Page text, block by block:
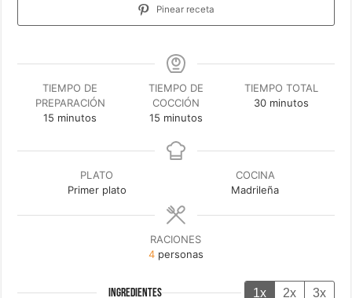
Pinear receta
TIEMPO DE
PREPARACIÓN
15 minutos
minutos
TIEMPO DE
COCCIÓN
15minutos
minutos
TIEMPO TOTAL
30minutos
minutos
PLATO
Primer plato
COCINA
Madrileña
RACIONES
4 personas
INGREDIENTES 1x 2x 3x